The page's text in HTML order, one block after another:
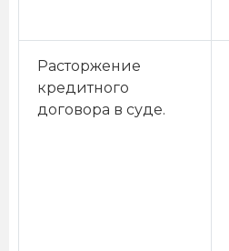
Расторжение
кредитного
договора в суде.